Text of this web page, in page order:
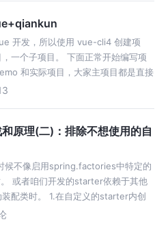
开发，所以使用 vue-cli4 创建项
一个子项目。 下面正常开始编写项
和实际项目，大家主项目都是直接
后在 app.vue 中用 v-…
原理(二)：排除不想使用的自
不像启用spring.factories中特定的
或者咱们开发的starter依赖于其他
配类时。 1.在自定义的starter内创